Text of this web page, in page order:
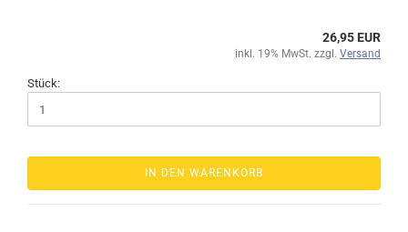
26,95 EUR
inkl. 19% MwSt. zzgl. Versand
Stück:
IN DEN WARENKORB